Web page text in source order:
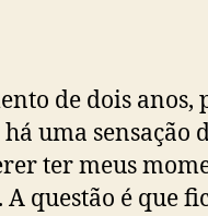
de dois anos,
uma sensação
ter meus
questão é que